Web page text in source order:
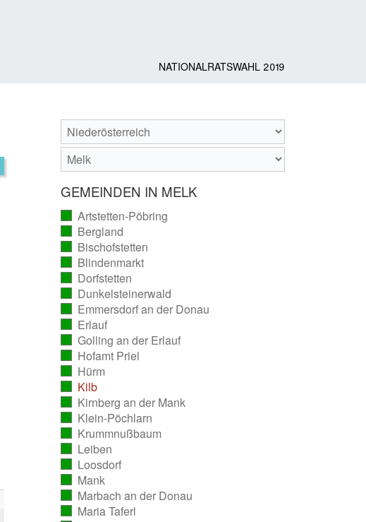
NATIONALRATSWAHL 2019
GEMEINDEN IN MELK
Artstetten-Pöbring
ausgezählt)
Bergland
ausgezählt)
Bischofstetten
ausgezählt)
Blindenmarkt
ausgezählt)
Dorfstetten
ausgezählt)
Dunkelsteinerwald
ausgezählt)
Emmersdorf an der Donau(vollständig
ausgezählt)
Erlauf
ausgezählt)
Golling an der Erlauf
ausgezählt)
Hofamt Priel
ausgezählt)
Hürm
ausgezählt)
Kilb
ausgezählt)
Kirnberg an der Mank
ausgezählt)
Klein-Pöchlarn
ausgezählt)
Krummnußbaum
ausgezählt)
Leiben
ausgezählt)
Loosdorf
ausgezählt)
Mank
ausgezählt)
Marbach an der Donau(vollständig
ausgezählt)
Maria Taferl